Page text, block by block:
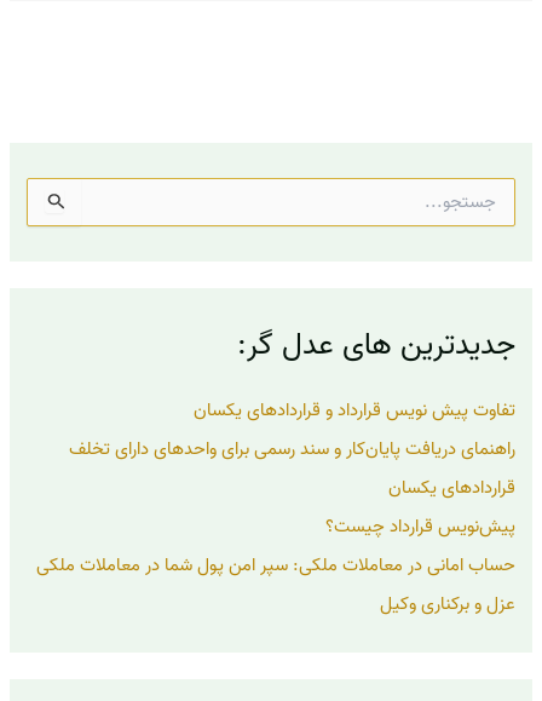
س
ر
:
جدیدترین های عدل گر:
تفاوت پیش نویس قرارداد و قراردادهای یکسان
راهنمای دریافت پایان‌کار و سند رسمی برای واحدهای دارای تخلف
قراردادهای یکسان
پیش‌نویس قرارداد چیست؟
حساب امانی در معاملات ملکی: سپر امن پول شما در معاملات ملکی
عزل و برکناری وکیل